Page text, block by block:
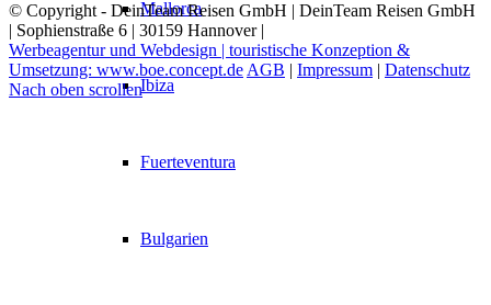
Mallorca
Ibiza
Fuerteventura
Bulgarien
© Copyright - DeinTeam Reisen GmbH | DeinTeam Reisen GmbH
| Sophienstraße 6 | 30159 Hannover |
Werbeagentur und Webdesign | touristische Konzeption &
Umsetzung: www.boe.concept.de AGB | Impressum | Datenschutz
Nach oben scrollen